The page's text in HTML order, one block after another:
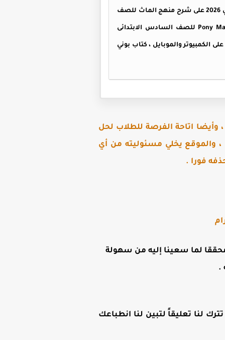
كتاب بوني ماث الصف السادس الابتدائي الترم الثاني 2026 PDF ، يحتوي كتاب بوني ماث الصف السادس الابتدائي 2026 على شرح منهج الماث للصف
السادس الابتدائى الترم الثانى ، كتاب بوني ماث سادسه ابتدائي ترم ثاني كامل بنسخته الأصلية ، كتاب Pony Maths للصف السادس الابتدائى
وكذلك المذاكرة على الكمبيوتر والموبايل ، كتاب بوني
وأيضا اتاحة الفرصة للطلاب لحل
، والموقع يخلي مسئوليته من أي
فورا .
محققا لما سعينا إليه من سهولة
.
لنا تعليقاً لتبين لنا انطباعك